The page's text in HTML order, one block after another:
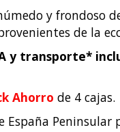
y frondoso
de la
y transporte*
Ahorro de 4 cajas.
España Peninsular